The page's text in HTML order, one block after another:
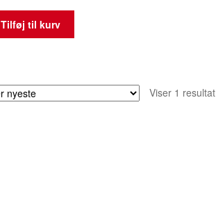
Tilføj til kurv
Viser 1 resultat